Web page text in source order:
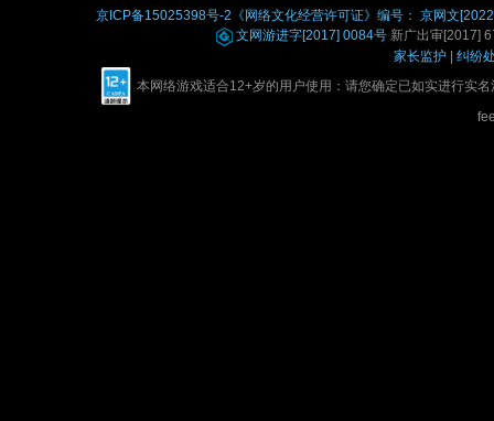
京ICP备15025398号-2 《网络文化经营许可证》编号： 京网文
文网游进字[2017] 0084号新广出审[2017]
家长监护| 纠纷
本网络游戏适合12+岁的用户使用：请您确定已如实进行实